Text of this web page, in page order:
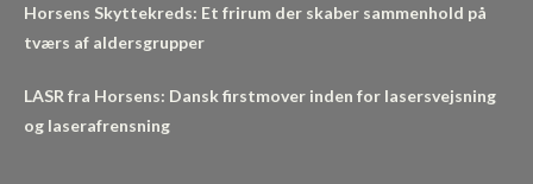
Horsens Skyttekreds: Et frirum der skaber sammenhold på
tværs af aldersgrupper
LASR fra Horsens: Dansk firstmover inden for lasersvejsning
og laserafrensning